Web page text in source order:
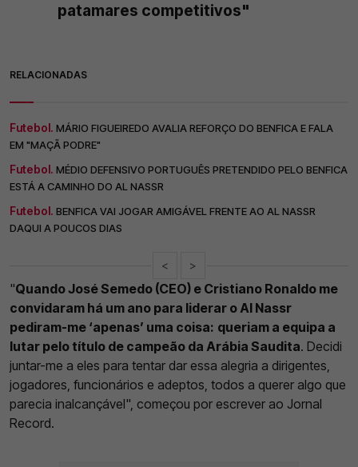
patamares competitivos"
RELACIONADAS
Futebol. MÁRIO FIGUEIREDO AVALIA REFORÇO DO BENFICA E FALA
EM "MAÇÃ PODRE"
Futebol. MÉDIO DEFENSIVO PORTUGUÊS PRETENDIDO PELO BENFICA
ESTÁ A CAMINHO DO AL NASSR
Futebol. BENFICA VAI JOGAR AMIGÁVEL FRENTE AO AL NASSR
DAQUI A POUCOS DIAS
< >
"Quando José Semedo (CEO) e Cristiano Ronaldo me
convidaram há um ano para liderar o Al Nassr
pediram-me ‘apenas’ uma coisa: queriam a equipa a
lutar pelo título de campeão da Arábia Saudita. Decidi
juntar-me a eles para tentar dar essa alegria a dirigentes,
jogadores, funcionários e adeptos, todos a querer algo que
parecia inalcançável", começou por escrever ao Jornal
Record.